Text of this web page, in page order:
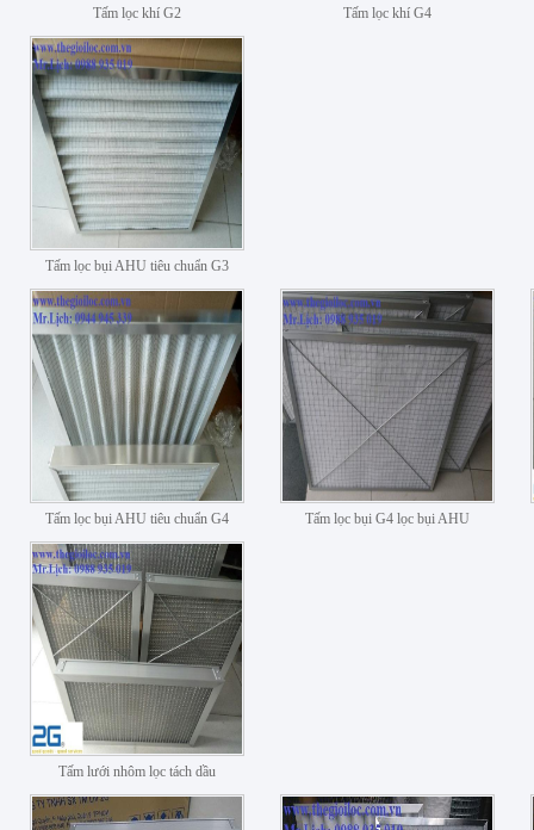
Tấm lọc khí G2 Tấm lọc khí G4
Tấm lọc bụi AHU tiêu chuẩn G3
Tấm lọc bụi AHU tiêu chuẩn G4 Tấm lọc bụi G4 lọc bụi AHU
Tấm lưới nhôm lọc tách dầu